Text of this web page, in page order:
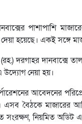
পাশাপাশি
হয়েছে। একই সঙ্গে
দরগাহর দানবাক্সে
উদ্যোগ নেয়া হয়।
আবেদনের
বৈঠকে মাজারের
নিয়মিত অডিট